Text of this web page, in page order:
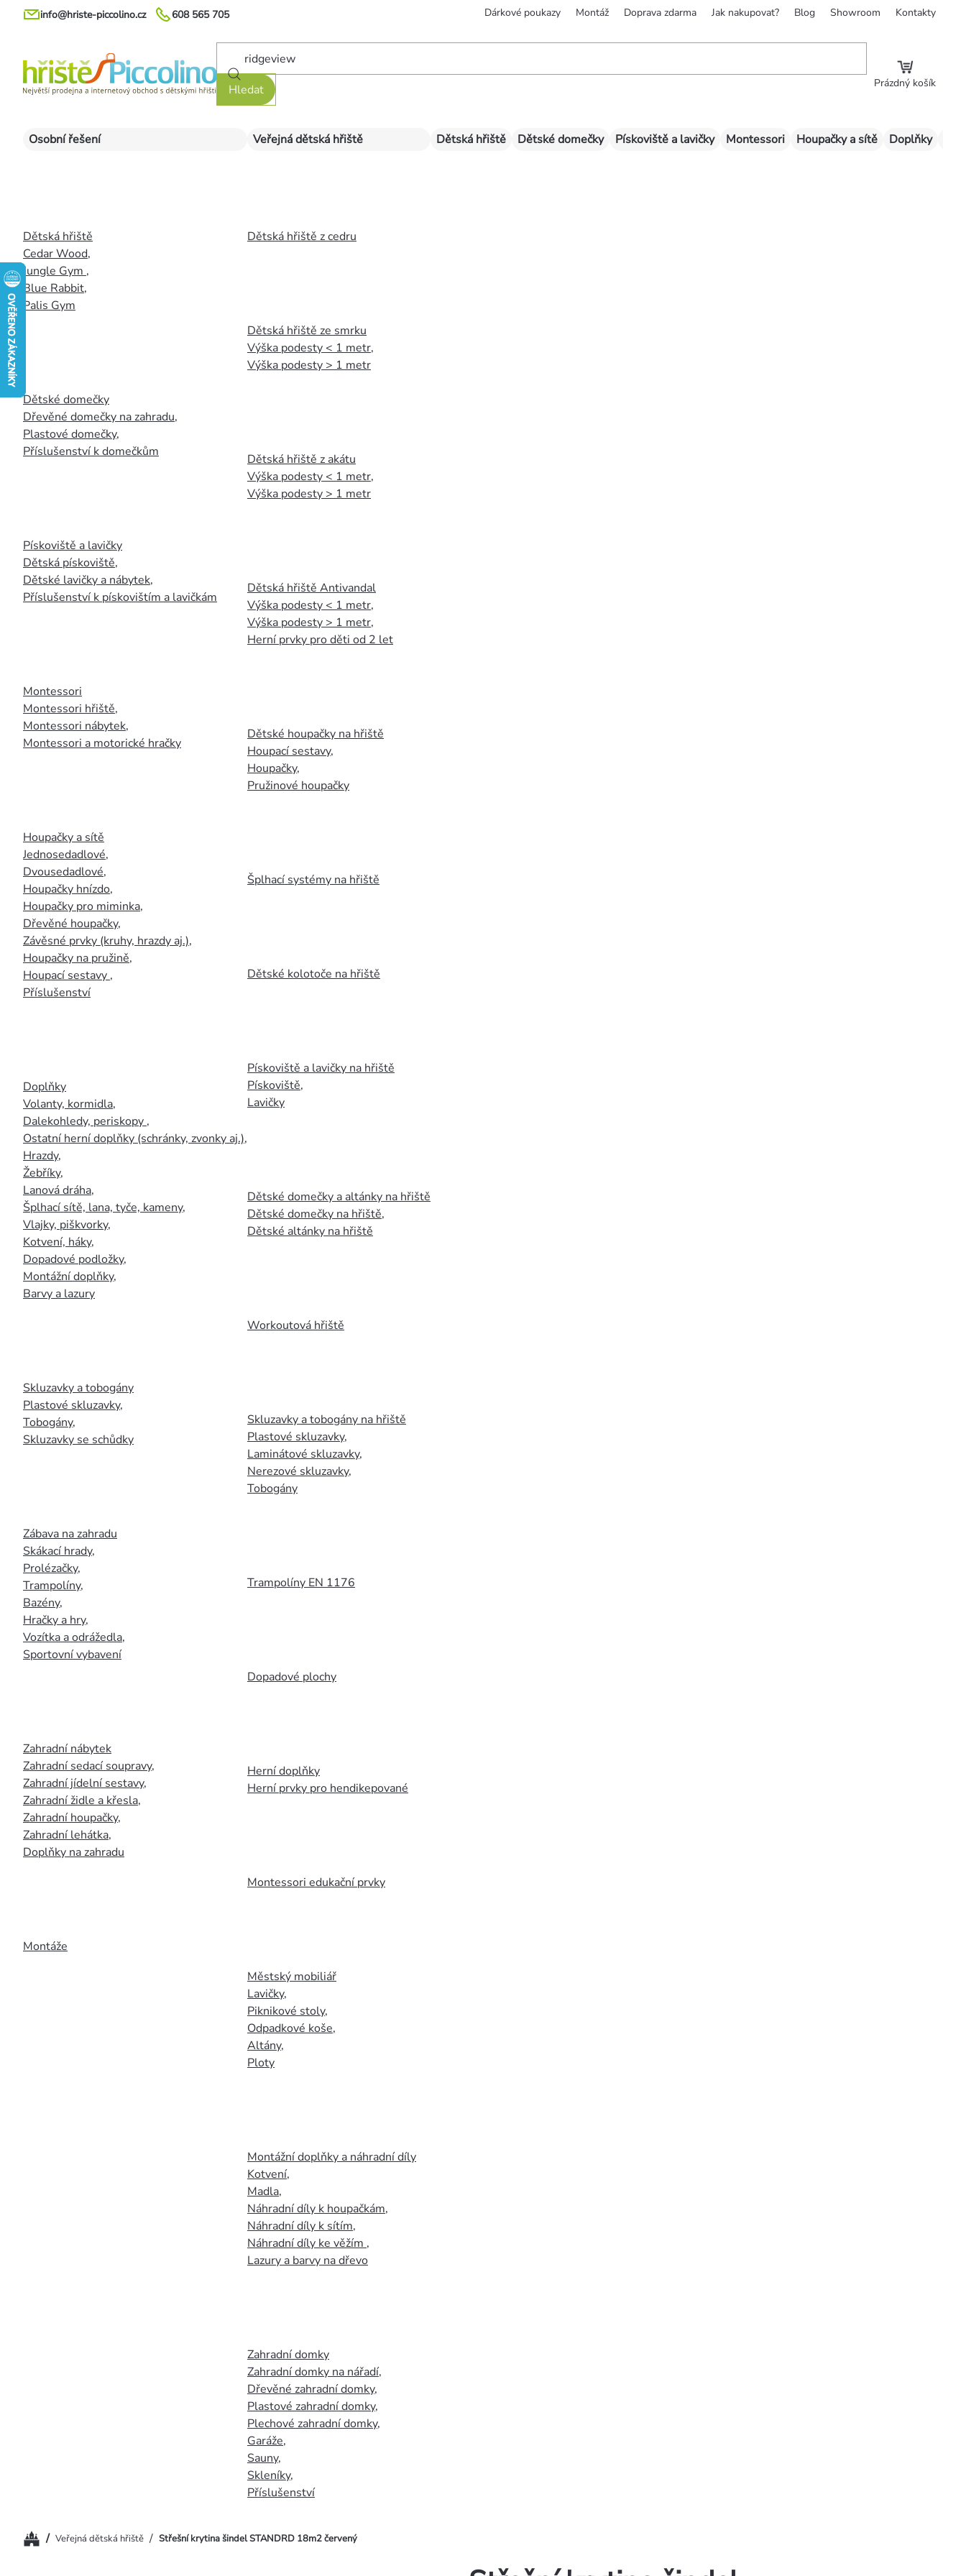
Přejít
608 565 705
info@hriste-piccolino.cz Dárkové poukazy Montáž Doprava zdarma Jak nakupovat? Blog Showroom Kontakty
Hledat Prázdný košík
Osobní řešení
Dětská hřiště
Cedar Wood,
Jungle Gym ,
Blue Rabbit,
Palis Gym
Dětské domečky
Dřevěné domečky na zahradu,
Plastové domečky,
Příslušenství k domečkům
Pískoviště a lavičky
Dětská pískoviště,
Dětské lavičky a nábytek,
Příslušenství k pískovištím a lavičkám
Montessori
Montessori hřiště,
Montessori nábytek,
Montessori a motorické hračky
Houpačky a sítě
Jednosedadlové,
Dvousedadlové,
Houpačky hnízdo,
Houpačky pro miminka,
Dřevěné houpačky,
Závěsné prvky (kruhy, hrazdy aj.),
Houpačky na pružině,
Houpací sestavy ,
Příslušenství
Doplňky
Volanty, kormidla,
Dalekohledy, periskopy ,
Ostatní herní doplňky (schránky, zvonky aj.),
Hrazdy,
Žebříky,
Lanová dráha,
Šplhací sítě, lana, tyče, kameny,
Vlajky, piškvorky,
Kotvení, háky,
Dopadové podložky,
Montážní doplňky,
Barvy a lazury
Skluzavky a tobogány
Plastové skluzavky,
Tobogány,
Skluzavky se schůdky
Zábava na zahradu
Skákací hrady,
Prolézačky,
Trampolíny,
Bazény,
Hračky a hry,
Vozítka a odrážedla,
Sportovní vybavení
Zahradní nábytek
Zahradní sedací soupravy,
Zahradní jídelní sestavy,
Zahradní židle a křesla,
Zahradní houpačky,
Zahradní lehátka,
Doplňky na zahradu
Montáže
Veřejná dětská hřiště
Dětská hřiště z cedru
Dětská hřiště ze smrku
Výška podesty < 1 metr,
Výška podesty > 1 metr
Dětská hřiště z akátu
Výška podesty < 1 metr,
Výška podesty > 1 metr
Dětská hřiště Antivandal
Výška podesty < 1 metr,
Výška podesty > 1 metr,
Herní prvky pro děti od 2 let
Dětské houpačky na hřiště
Houpací sestavy,
Houpačky,
Pružinové houpačky
Šplhací systémy na hřiště
Dětské kolotoče na hřiště
Pískoviště a lavičky na hřiště
Pískoviště,
Lavičky
Dětské domečky a altánky na hřiště
Dětské domečky na hřiště,
Dětské altánky na hřiště
Workoutová hřiště
Skluzavky a tobogány na hřiště
Plastové skluzavky,
Laminátové skluzavky,
Nerezové skluzavky,
Tobogány
Trampolíny EN 1176
Dopadové plochy
Herní doplňky
Herní prvky pro hendikepované
Montessori edukační prvky
Městský mobiliář
Lavičky,
Piknikové stoly,
Odpadkové koše,
Altány,
Ploty
Montážní doplňky a náhradní díly
Kotvení,
Madla,
Náhradní díly k houpačkám,
Náhradní díly k sítím,
Náhradní díly ke věžím ,
Lazury a barvy na dřevo
Zahradní domky
Zahradní domky na nářadí,
Dřevěné zahradní domky,
Plastové zahradní domky,
Plechové zahradní domky,
Garáže,
Sauny,
Skleníky,
Příslušenství
Dětská hřiště Dětské domečky Pískoviště a lavičky Montessori Houpačky a sítě Doplňky
Domů/ Veřejná dětská hřiště / Střešní krytina šindel STANDRD 18m2 červený